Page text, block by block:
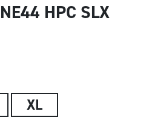
HPC SLX
XL